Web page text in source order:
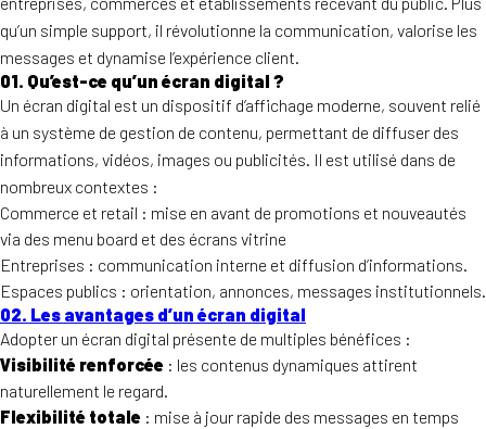
qu’un simple support, il révolutionne la communication, valorise les
messages et dynamise l’expérience client.
01. Qu’est-ce qu’un écran digital ?
Un écran digital est un dispositif d’affichage moderne, souvent relié
à un système de gestion de contenu, permettant de diffuser des
informations, vidéos, images ou publicités. Il est utilisé dans de
nombreux contextes :
Commerce et retail : mise en avant de promotions et nouveautés
via des menu board et des écrans vitrine
Entreprises : communication interne et diffusion d’informations.
Espaces publics : orientation, annonces, messages institutionnels.
02. Les avantages d’un écran digital
Adopter un écran digital présente de multiples bénéfices :
Visibilité renforcée : les contenus dynamiques attirent
naturellement le regard.
Flexibilité totale : mise à jour rapide des messages en temps